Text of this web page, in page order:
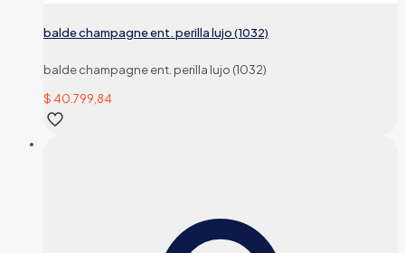
balde champagne ent. perilla lujo (1032)
balde champagne ent. perilla lujo (1032)
$ 40.799,84